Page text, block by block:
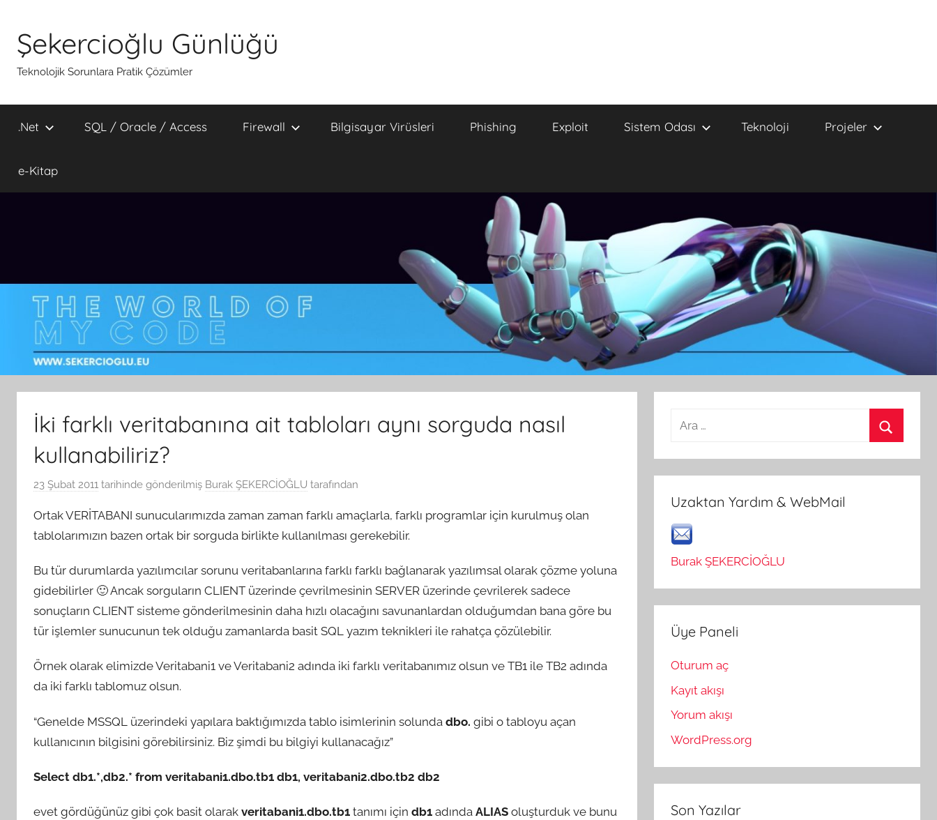
Şekercioğlu Günlüğü
Teknolojik Sorunlara Pratik Çözümler
.Net SQL / Oracle / Access Firewall Bilgisayar Virüsleri Phishing Exploit Sistem Odası Teknoloji Projeler
e-Kitap
İki farklı veritabanına ait tabloları aynı sorguda nasıl
kullanabiliriz?
23 Şubat 2011 tarihinde gönderilmiş Burak ŞEKERCİOĞLU tarafından
Ortak VERİTABANI sunucularımızda zaman zaman farklı amaçlarla, farklı programlar için kurulmuş olan
tablolarımızın bazen ortak bir sorguda birlikte kullanılması gerekebilir.
Bu tür durumlarda yazılımcılar sorunu veritabanlarına farklı farklı bağlanarak yazılımsal olarak çözme yoluna
gidebilirler 🙂 Ancak sorguların CLIENT üzerinde çevrilmesinin SERVER üzerinde çevrilerek sadece
sonuçların CLIENT sisteme gönderilmesinin daha hızlı olacağını savunanlardan olduğumdan bana göre bu
tür işlemler sunucunun tek olduğu zamanlarda basit SQL yazım teknikleri ile rahatça çözülebilir.
Örnek olarak elimizde Veritabani1 ve Veritabani2 adında iki farklı veritabanımız olsun ve TB1 ile TB2 adında
da iki farklı tablomuz olsun.
“Genelde MSSQL üzerindeki yapılara baktığımızda tablo isimlerinin solunda dbo. gibi o tabloyu açan
kullanıcının bilgisini görebilirsiniz. Biz şimdi bu bilgiyi kullanacağız”
Select db1.*,db2.* from veritabani1.dbo.tb1 db1, veritabani2.dbo.tb2 db2
evet gördüğünüz gibi çok basit olarak veritabani1.dbo.tb1 tanımı için db1 adında ALIAS oluşturduk ve bunu
Arama:
Uzaktan Yardım & WebMail
Burak ŞEKERCİOĞLU
Üye Paneli
Oturum aç
Kayıt akışı
Yorum akışı
WordPress.org
Son Yazılar